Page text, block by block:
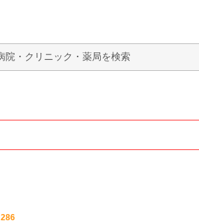
検索
286